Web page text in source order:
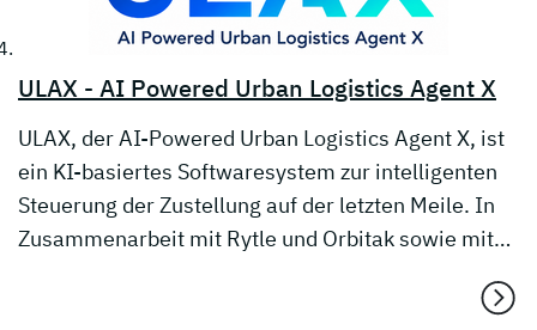
ULAX - AI Powered Urban Logistics Agent X
ULAX, der AI-Powered Urban Logistics Agent X, ist
ein KI-basiertes Softwaresystem zur intelligenten
Steuerung der Zustellung auf der letzten Meile. In
Zusammenarbeit mit Rytle und Orbitak sowie mit…